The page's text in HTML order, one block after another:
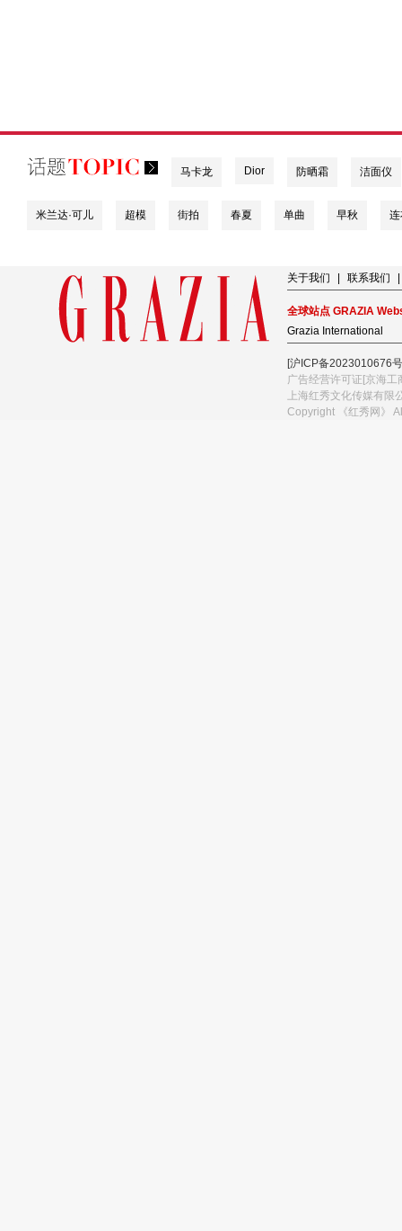
马卡龙 Dior 防晒霜 洁面仪
米兰达·可儿 超模 街拍 春夏 单曲 早秋
关于我们 联系我们
全球站点 GRAZIA
Grazia International
[沪ICP备2023010676
广告经营许可证[京海
上海红秀文化传媒有限
Copyright 《红秀网》